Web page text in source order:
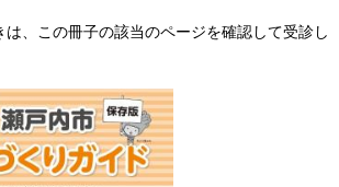
は、この冊子の該当のページを確認して受診し